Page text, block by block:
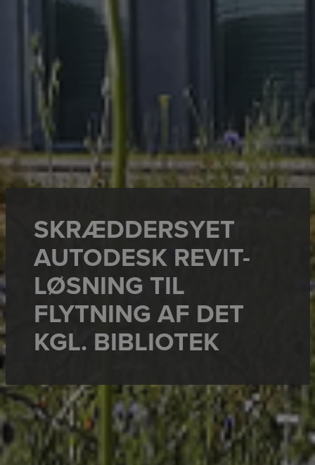
SKRÆDDERSYET
AUTODESK REVIT-
LØSNING TIL
FLYTNING AF DET
KGL. BIBLIOTEK